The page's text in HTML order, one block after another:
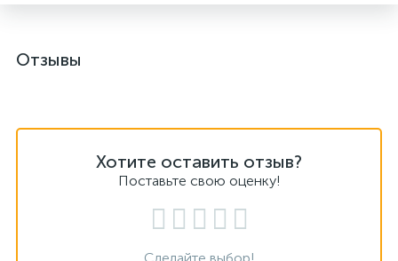
Отзывы
Хотите оставить отзыв?
Поставьте свою оценку!